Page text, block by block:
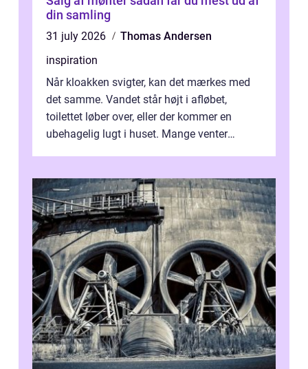
din samling
31 july 2026
Thomas Andersen
inspiration
Når kloakken svigter, kan det mærkes med
det samme. Vandet står højt i afløbet,
toilettet løber over, eller der kommer en
ubehagelig lugt i huset. Mange venter